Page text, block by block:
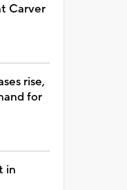
Carver
rise,
for
in